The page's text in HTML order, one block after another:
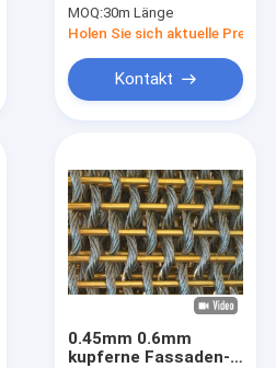
MOQ:30m Länge
Holen Sie sich aktuelle Preis
Kontakt
0.45mm 0.6mm
kupferne Fassaden-